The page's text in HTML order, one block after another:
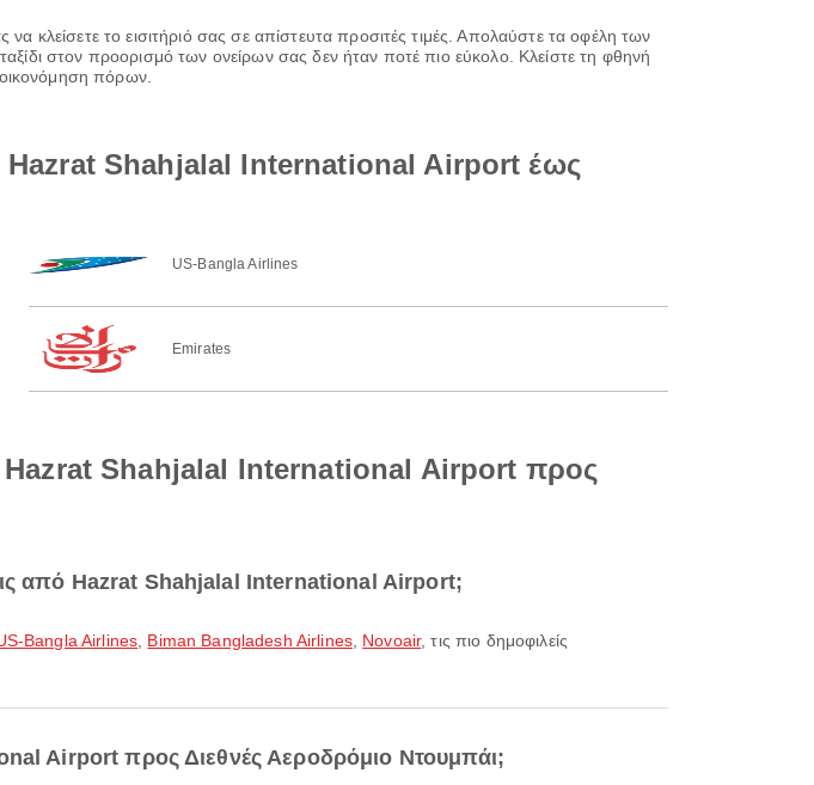
κλείσετε το εισιτήριό σας σε απίστευτα προσιτές τιμές. Απολαύστε τα οφέλη των
στον προορισμό των ονείρων σας δεν ήταν ποτέ πιο εύκολο. Κλείστε τη φθηνή
πόρων.
Hazrat Shahjalal International Airport έως
US-Bangla Airlines
Emirates
Hazrat Shahjalal International Airport προς
από Hazrat Shahjalal International Airport;
Bangla Airlines Biman Bangladesh Airlines, Novoair, τις πιο δημοφιλείς
Airport προς Διεθνές Αεροδρόμιο Ντουμπάι;